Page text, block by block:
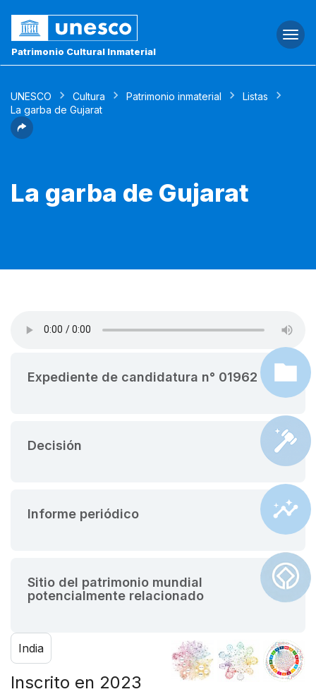
Patrimonio Cultural Inmaterial
UNESCO Cultura Patrimonio inmaterial
Listas
La garba de Gujarat
La garba de Gujarat
Expediente de candidatura n° 01962
Decisión
Informe periódico
Sitio del patrimonio mundial
potencialmente relacionado
India
Inscrito en 2023